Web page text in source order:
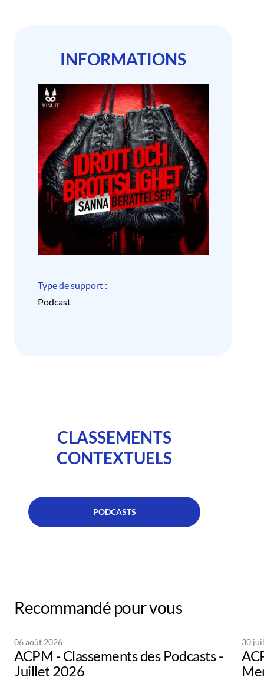
INFORMATIONS
Type de support :
Podcast
CLASSEMENTS
CONTEXTUELS
PODCASTS
Recommandé pour vous
06 août 2026
ACPM - Classements des Podcasts -
Juillet 2026
30